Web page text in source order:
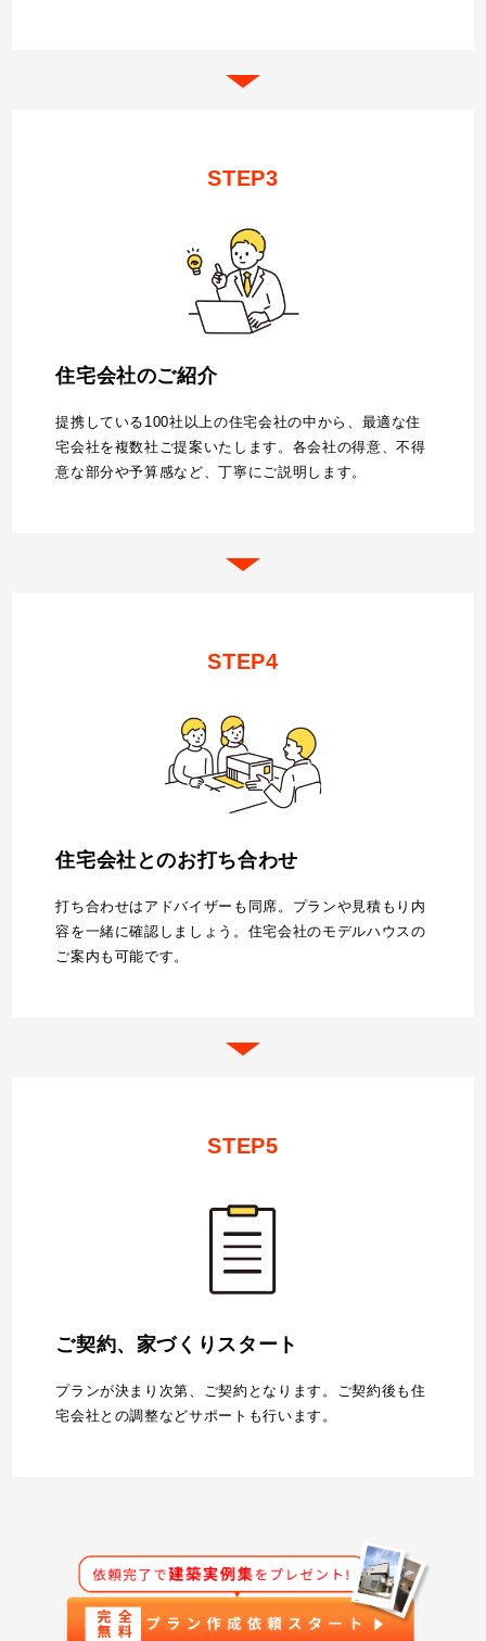
STEP3
住宅会社のご紹介
提携している100社以上の住宅会社の中から、最適な住
宅会社を複数社ご提案いたします。各会社の得意、不得
意な部分や予算感など、丁寧にご説明します。
STEP4
住宅会社とのお打ち合わせ
打ち合わせはアドバイザーも同席。プランや見積もり内
容を一緒に確認しましょう。住宅会社のモデルハウスの
ご案内も可能です。
STEP5
ご契約、家づくりスタート
プランが決まり次第、ご契約となります。ご契約後も住
宅会社との調整などサポートも行います。